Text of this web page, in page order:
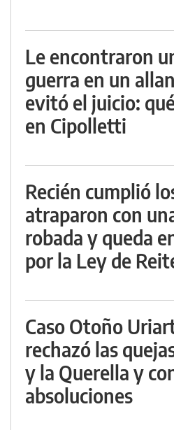
Le encontraron
guerra en un
evitó el juicio:
en Cipolletti
Recién cumplió
atraparon con
robada y queda
por la Ley de
Caso Otoño
rechazó las
y la Querella y
absoluciones